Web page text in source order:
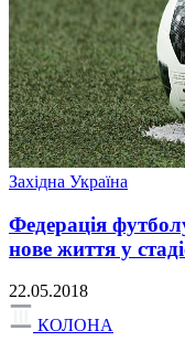
Західна Україна
Федерація
нове життя у
22.05.2018
КОЛОНА